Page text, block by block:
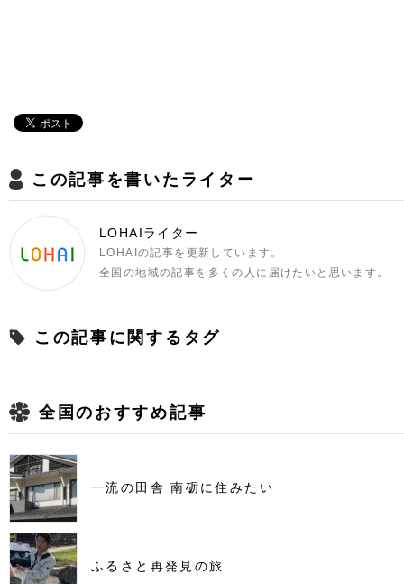
この記事を書いたライター
LOHAIライター
LOHAIの記事を更新しています。
全国の地域の記事を多くの人に届けたいと思います。
この記事に関するタグ
全国のおすすめ記事
一流の田舎 南砺に住みたい
ふるさと再発見の旅